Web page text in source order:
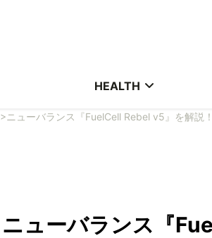
HEALTH
> ニューバランス『FuelCell Rebel v5』を解説
ニューバランス『